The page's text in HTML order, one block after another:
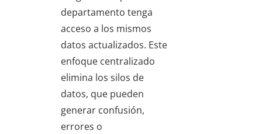
departamento tenga
acceso a los mismos
datos actualizados. Este
enfoque centralizado
elimina los silos de
datos, que pueden
generar confusión,
errores o